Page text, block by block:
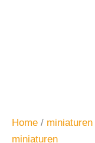
Home / miniaturen
miniaturen